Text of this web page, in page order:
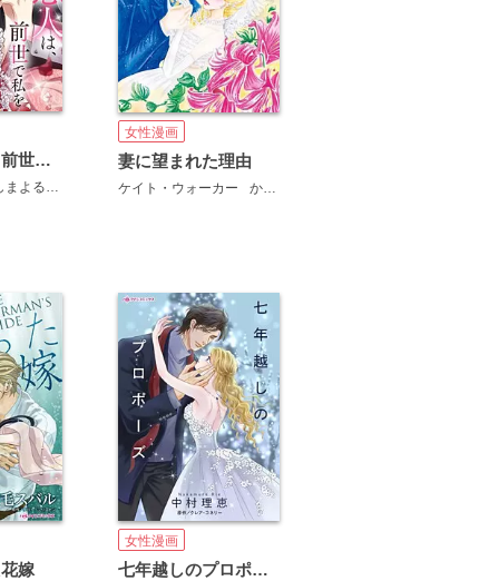
契約恋人は、前世で私を裏切った男です【電子単行本版】
まよる JAMTOON
女性漫画
妻に望まれた理由
ケイト・ウォーカー かわしま梨花
嫁
女性漫画
七年越しのプロポーズ